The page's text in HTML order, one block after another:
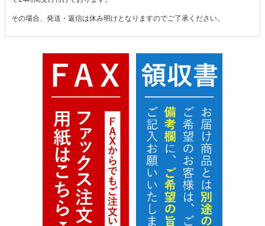
その場合、発送・返信は休み明けとなりますのでご了承ください。